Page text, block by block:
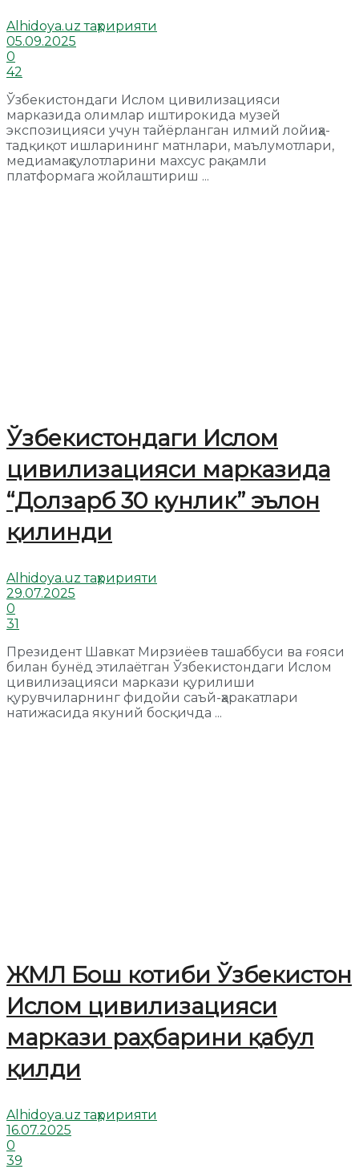
Alhidoya.uz таҳририяти
05.09.2025
0
42
Ўзбекистондаги Ислом цивилизацияси
марказида олимлар иштирокида музей
экспозицияси учун тайёрланган илмий лойиҳа-
тадқиқот ишларининг матнлари, маълумотлари,
медиамаҳсулотларини махсус рақамли
платформага жойлаштириш ...
Ўзбекистондаги Ислом
цивилизацияси марказида
“Долзарб 30 кунлик” эълон
қилинди
Alhidoya.uz таҳририяти
29.07.2025
0
31
Президент Шавкат Мирзиёев ташаббуси ва ғояси
билан бунёд этилаётган Ўзбекистондаги Ислом
цивилизацияси маркази қурилиши
қурувчиларнинг фидойи саъй-ҳаракатлари
натижасида якуний босқичда ...
ЖМЛ Бош котиби Ўзбекистон
Ислом цивилизацияси
маркази раҳбарини қабул
қилди
Alhidoya.uz таҳририяти
16.07.2025
0
39